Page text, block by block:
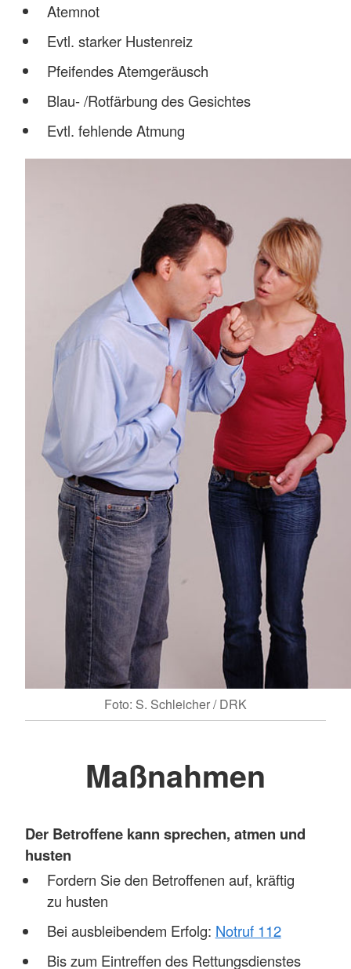
Atemnot
Evtl. starker Hustenreiz
Pfeifendes Atemgeräusch
Blau- /Rotfärbung des Gesichtes
Evtl. fehlende Atmung
Foto: S. Schleicher / DRK
Maßnahmen
Der Betroffene kann sprechen, atmen und
husten
Fordern Sie den Betroffenen auf, kräftig
zu husten
Bei ausbleibendem Erfolg: Notruf 112
Bis zum Eintreffen des Rettungsdienstes